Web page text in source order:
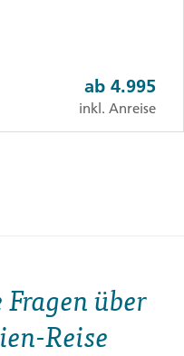
ab 4.995
inkl. Anreise
über
Reise